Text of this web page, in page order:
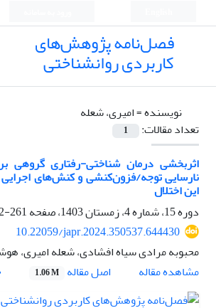
فصل‌نامه پژوهش‌های
کاربردی روانشناختی
نویسنده =امیری، شعله
تعداد مقالات:
1
اثربخشی درمان شناختی-رفتاری گروهی
نارسایی توجه/فزون‌کنشی و کنش‌های اجرایی
این اختلال
دوره 15، شماره 4، زمستان 1403، صفحه
261-282
10.22059/japr.2024.350537.644430
محبوبه مرادی سیاه افشادی، شعله امیری،
مشاهده مقاله
اصل مقاله 1.06 M